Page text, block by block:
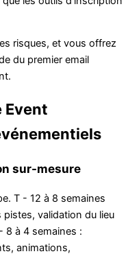
risques, et vous offrez
du premier email
Event
sur-mesure
T - 12 à 8 semaines
pistes, validation du lieu
8 à 4 semaines :
animations,